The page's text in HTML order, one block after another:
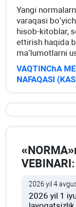
Yangi
varaqasi
hisob-kitoblar,
ettirish haqida
ma’lumotlarni
VAQTINChA
NAFAQASI
VEBINARI:
2026 yil 4
2026 yil 1